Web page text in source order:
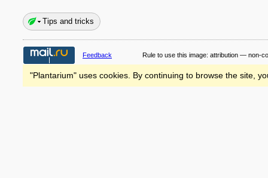
Tips and tricks
Feedback Rule to use this image: attribution — non-
"Plantarium" uses cookies. By continuing to browse the site,